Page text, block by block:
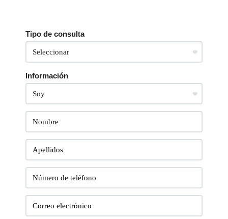
Tipo de consulta
Información